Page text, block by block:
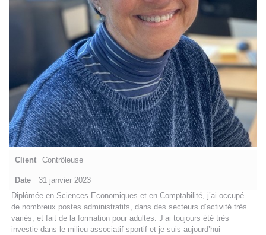
Client Contrôleuse
Date
31 janvier 2023
Diplômée en Sciences Economiques et en Comptabilité, j’ai occupé
de nombreux postes administratifs, dans des secteurs d’activité très
variés, et fait de la formation pour adultes. J’ai toujours été très
investie dans le milieu associatif sportif et je suis aujourd’hui